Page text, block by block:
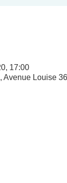
17:00
Avenue Louise